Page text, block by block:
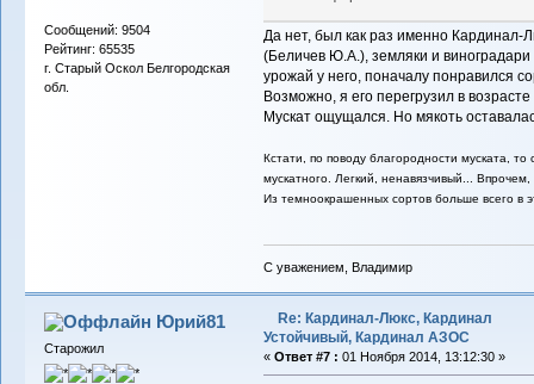
Сообщений: 9504
Рейтинг: 65535
г. Старый Оскол Белгородская
обл.
Да нет, был как раз именно Кардинал-
(Беличев Ю.А.), земляки и
урожай у него, поначалу понравился
Возможно, я его перегрузил в
Мускат ощущался. Но мякоть
Кстати, по поводу благородности муската,
мускатного. Легкий, ненавязчивый... Впрочем,
Из темноокрашенных сортов больше всего в
С уважением, Владимир
Юрий81
Старожил
Re: Кардинал-Люкс, Кардинал
Устойчивый, Кардинал АЗОС
« Ответ #7 : 01 Ноября 2014, 13:12:30 »